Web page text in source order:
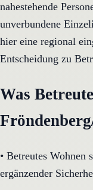
nahestehende
unverbundene
hier eine regional
Entscheidung zu
Was
• Betreutes Wohnen
ergänzender